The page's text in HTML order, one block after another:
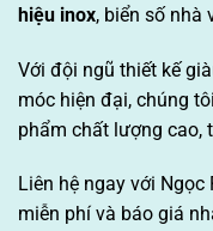
hiệu inox, biển số nhà
Với đội ngũ thiết kế
móc hiện đại, chúng
phẩm chất lượng cao,
Liên hệ ngay với
miễn phí và báo giá